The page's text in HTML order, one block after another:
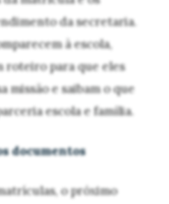
da secretaria.
à escola,
roteiro para que eles
missão e saibam o que
escola e família.
documentos
o próximo